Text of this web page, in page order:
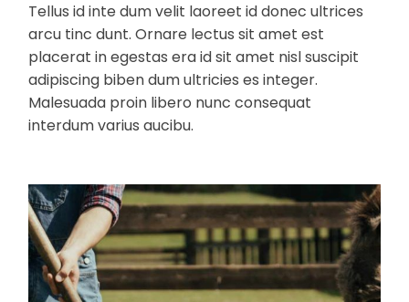
Tellus id inte dum velit laoreet id donec ultrices
arcu tinc dunt. Ornare lectus sit amet est
placerat in egestas era id sit amet nisl suscipit
adipiscing biben dum ultricies es integer.
Malesuada proin libero nunc consequat
interdum varius aucibu.